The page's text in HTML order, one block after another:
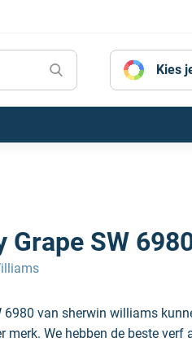
Kies
Grape SW
6980 van sherwin williams
merk. We hebben de beste verf